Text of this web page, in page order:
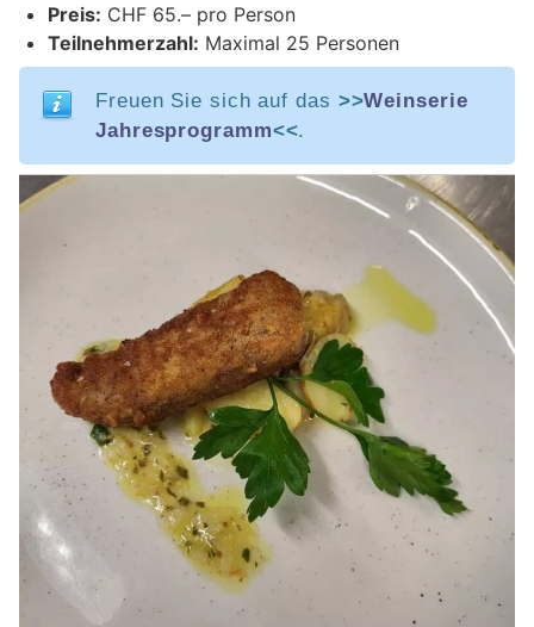
Preis: CHF 65.– pro Person
Teilnehmerzahl: Maximal 25 Personen
Freuen Sie sich auf das >>Weinserie
Jahresprogramm<<.